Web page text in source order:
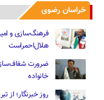
خراسان رضوی
فرهنگ‌سازی و
هلال‌احمراست
ضرورت
خانواده
روز خبرنگار؛ از